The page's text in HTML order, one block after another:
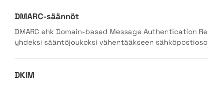
DMARC-säännöt
DMARC ehk Domain-based Message Authentication
yhdeksi sääntöjoukoksi vähentääkseen
DKIM